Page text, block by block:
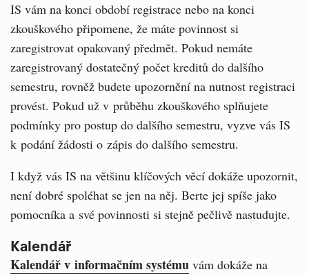
IS vám na konci období registrace nebo na konci
zkouškového připomene, že máte povinnost si
zaregistrovat opakovaný předmět. Pokud nemáte
zaregistrovaný dostatečný počet kreditů do dalšího
semestru, rovněž budete upozornění na nutnost registraci
provést. Pokud už v průběhu zkouškového splňujete
podmínky pro postup do dalšího semestru, vyzve vás IS
k podání žádosti o zápis do dalšího semestru.
I když vás IS na většinu klíčových věcí dokáže upozornit,
není dobré spoléhat se jen na něj. Berte jej spíše jako
pomocníka a své povinnosti si stejně pečlivě nastudujte.
Kalendář
Kalendář v informačním systému vám dokáže na